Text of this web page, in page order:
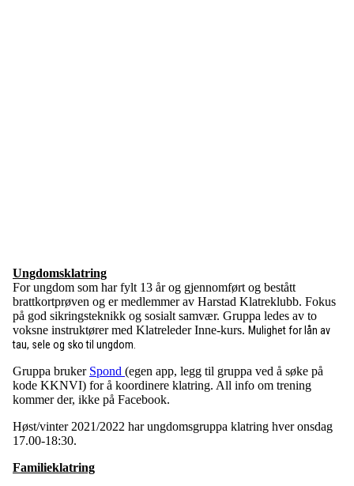
Ungdomsklatring
For ungdom som har fylt 13 år og gjennomført og bestått
brattkortprøven og er medlemmer av Harstad Klatreklubb. Fokus
på god sikringsteknikk og sosialt samvær. Gruppa ledes av to
voksne instruktører med Klatreleder Inne-kurs. Mulighet for lån av
tau, sele og sko til ungdom.
Gruppa bruker Spond (egen app, legg til gruppa ved å søke på
kode KKNVI) for å koordinere klatring. All info om trening
kommer der, ikke på Facebook.
Høst/vinter 2021/2022 har ungdomsgruppa klatring hver onsdag
17.00-18:30.
Familieklatring